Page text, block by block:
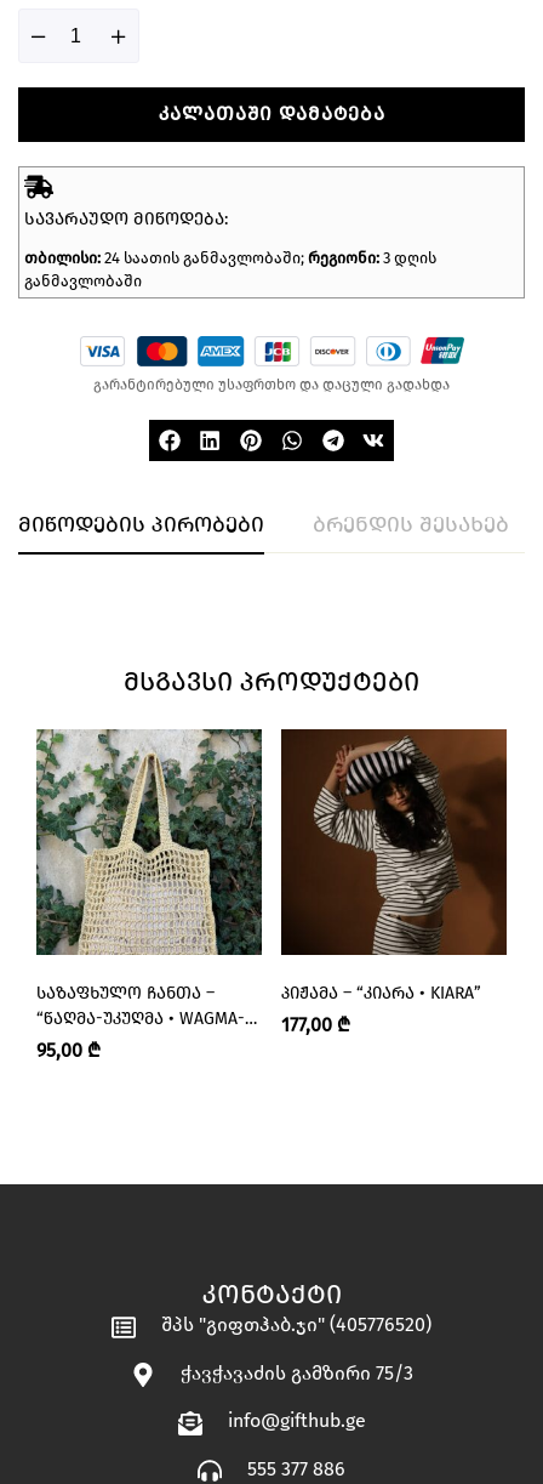
ᲙᲐᲚᲐᲗᲐᲨᲘ ᲓᲐᲛᲐᲢᲔᲑᲐ
ᲡᲐᲕᲐᲠᲐᲣᲓᲝ ᲛᲘᲬᲝᲓᲔᲑᲐ:
თბილისი: 24 საათის განმავლობაში; რეგიონი: 3 დღის
განმავლობაში
გარანტირებული უსაფრთხო და დაცული გადახდა
მიწოდების პირობები ბრენდის შესახებ
ᲛᲡᲒᲐᲕᲡᲘ ᲞᲠᲝᲓᲣᲥᲢᲔᲑᲘ
ᲡᲐᲖᲐᲤᲮᲣᲚᲝ ᲩᲐᲜᲗᲐ –
“ᲬᲐᲦᲛᲐ-ᲣᲙᲣᲦᲛᲐ • WAGMA-
UKUGMA”
95,00 ₾
ᲞᲘᲟᲐᲛᲐ – “ᲙᲘᲐᲠᲐ • KIARA”
177,00 ₾
ᲙᲝᲜᲢᲐᲥᲢᲘ
შპს "გიფთჰაბ.ჯი" (405776520)
ჭავჭავაძის გამზირი 75/3
info@gifthub.ge
555 377 886